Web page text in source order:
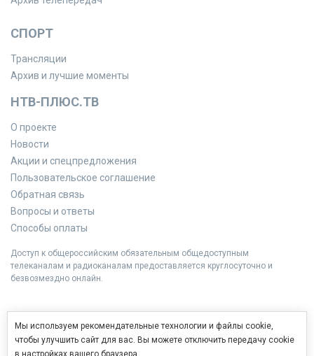
СПОРТ
Трансляции
Архив и лучшие моменты
НТВ-ПЛЮС.ТВ
О проекте
Новости
Акции и спецпредложения
Пользовательское соглашение
Обратная связь
Вопросы и ответы
Способы оплаты
Доступ к общероссийским обязательным общедоступным
телеканалам и радиоканалам предоставляется круглосуточно и
безвозмездно онлайн.
Мы используем рекомендательные технологии и файлы cookie,
чтобы улучшить сайт для вас. Вы можете отключить передачу cookie
в настройках вашего браузера